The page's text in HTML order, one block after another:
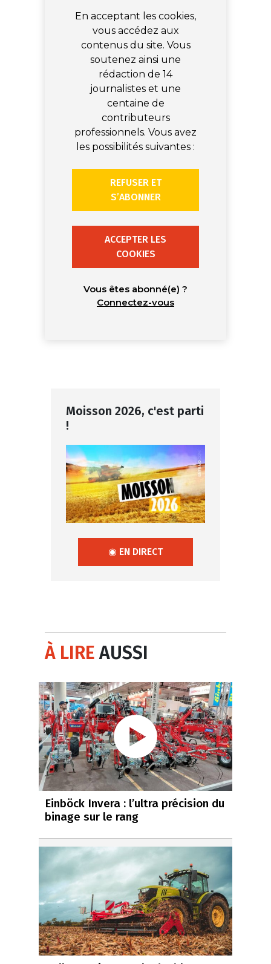
En acceptant les cookies,
vous accédez aux
contenus du site. Vous
soutenez ainsi une
rédaction de 14
journalistes et une
centaine de
contributeurs
professionnels. Vous avez
les possibilités suivantes :
REFUSER ET
S’ABONNER
ACCEPTER LES
COOKIES
Vous êtes abonné(e) ?
Connectez-vous
Moisson 2026, c'est parti
!
◉ EN DIRECT
À LIREAUSSI
Einböck Invera : l’ultra précision du
binage sur le rang